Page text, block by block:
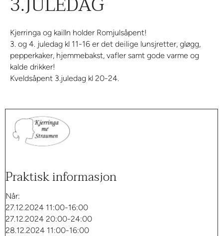
Kjerringa og kailln holder Romjulsåpent!
3. og 4. juledag kl 11-16 er det deilige lunsjretter, gløgg,
pepperkaker, hjemmebakst, vafler samt gode varme og
kalde drikker!
Kveldsåpent 3.juledag kl 20-24.
Praktisk informasjon
Når:
27.12.2024 11:00-16:00
27.12.2024 20:00-24:00
28.12.2024 11:00-16:00